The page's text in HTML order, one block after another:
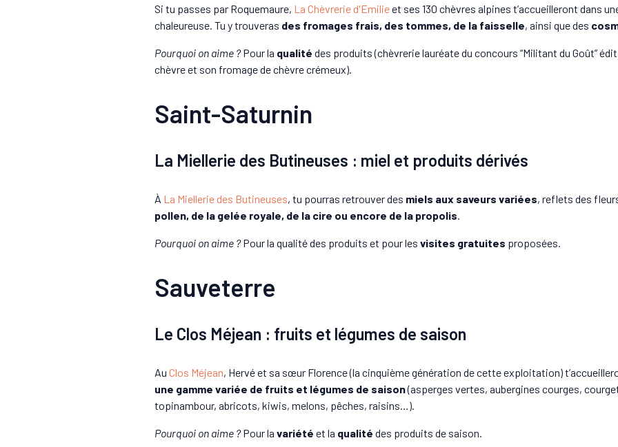
Si tu passes par Roquemaure, La Chèvrerie d'Emilieet ses 130 chèvres alpines t’accueilleront dans
chaleureuse. Tu y trouveras des fromages frais, des tommes, de la faisselle, ainsi que des
Pourquoi on aime ?Pour la qualité des produits (chèvrerie lauréate du concours “Militant du Goût”
chèvre et son fromage de chèvre crémeux).
Saint-Saturnin
La Miellerie des Butineuses : miel et produits dérivés
À La Miellerie des Butineuses, tu pourras retrouver des miels aux saveurs variées, reflets des
pollen, de la gelée royale, de la cire ou encore de la propolis.
Pourquoi on aime ?Pour la qualité des produits et pour les visites gratuites proposées.
Sauveterre
Le Clos Méjean : fruits et légumes de saison
Au Clos Méjean, Hervé et sa sœur Florence (la cinquième génération de cette exploitation)
une gamme variée de fruits et légumes de saison(asperges vertes, aubergines courges,
topinambour, abricots, kiwis, melons, pêches, raisins…).
Pourquoi on aime ?Pour la variété et la qualité des produits de saison.